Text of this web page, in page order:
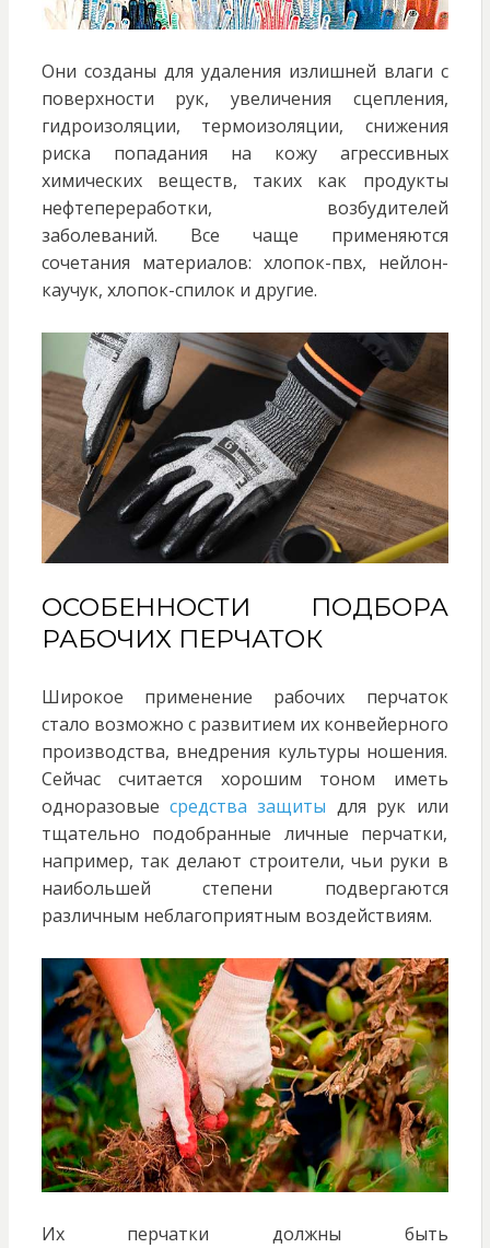
Они созданы для удаления излишней влаги с
поверхности рук, увеличения сцепления,
гидроизоляции, термоизоляции, снижения
риска попадания на кожу агрессивных
химических веществ, таких как продукты
нефтепереработки, возбудителей
заболеваний. Все чаще применяются
сочетания материалов: хлопок-пвх, нейлон-
каучук, хлопок-спилок и другие.
ОСОБЕННОСТИ ПОДБОРА
РАБОЧИХ ПЕРЧАТОК
Широкое применение рабочих перчаток
стало возможно с развитием их конвейерного
производства, внедрения культуры ношения.
Сейчас считается хорошим тоном иметь
одноразовые средства защиты для рук или
тщательно подобранные личные перчатки,
например, так делают строители, чьи руки в
наибольшей степени подвергаются
различным неблагоприятным воздействиям.
Их перчатки должны быть